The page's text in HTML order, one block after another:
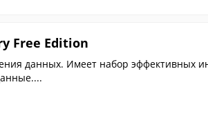
Free Edition
данных. Имеет набор эффективных